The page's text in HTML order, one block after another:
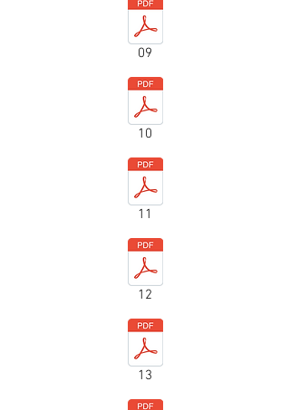
09
10
11
12
13